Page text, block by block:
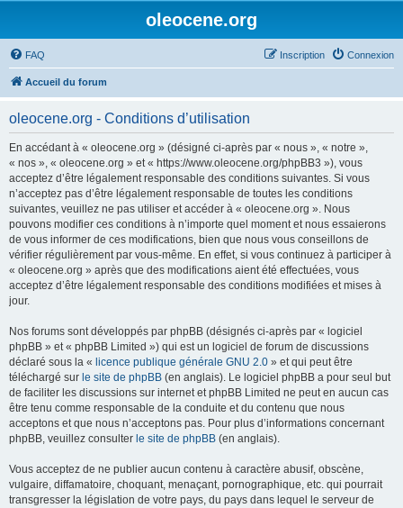
oleocene.org
FAQ Connexion
Inscription
Accueil du forum
oleocene.org - Conditions d’utilisation
En accédant à « oleocene.org » (désigné ci-après par « nous », « notre »,
« nos », « oleocene.org » et « https://www.oleocene.org/phpBB3 »), vous
acceptez d’être légalement responsable des conditions suivantes. Si vous
n’acceptez pas d’être légalement responsable de toutes les conditions
suivantes, veuillez ne pas utiliser et accéder à « oleocene.org ». Nous
pouvons modifier ces conditions à n’importe quel moment et nous essaierons
de vous informer de ces modifications, bien que nous vous conseillons de
vérifier régulièrement par vous-même. En effet, si vous continuez à participer à
« oleocene.org » après que des modifications aient été effectuées, vous
acceptez d’être légalement responsable des conditions modifiées et mises à
jour.
Nos forums sont développés par phpBB (désignés ci-après par « logiciel
phpBB » et « phpBB Limited ») qui est un logiciel de forum de discussions
déclaré sous la « licence publique générale GNU 2.0 » et qui peut être
téléchargé sur le site de phpBB (en anglais). Le logiciel phpBB a pour seul but
de faciliter les discussions sur internet et phpBB Limited ne peut en aucun cas
être tenu comme responsable de la conduite et du contenu que nous
acceptons et que nous n’acceptons pas. Pour plus d’informations concernant
phpBB, veuillez consulter le site de phpBB (en anglais).
Vous acceptez de ne publier aucun contenu à caractère abusif, obscène,
vulgaire, diffamatoire, choquant, menaçant, pornographique, etc. qui pourrait
transgresser la législation de votre pays, du pays dans lequel le serveur de